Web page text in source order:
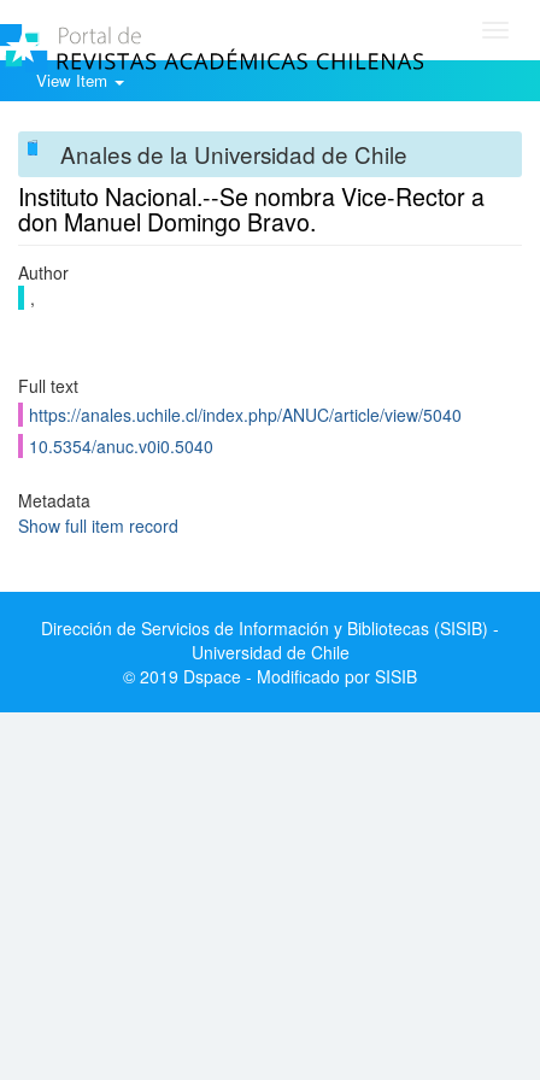
View Item
Anales de la Universidad de Chile
Instituto Nacional.--Se nombra Vice-Rector a
don Manuel Domingo Bravo.
Author
,
Full text
https://anales.uchile.cl/index.php/ANUC/article/view/5040
10.5354/anuc.v0i0.5040
Metadata
Show full item record
Dirección de Servicios de Información y Bibliotecas (SISIB) -
Universidad de Chile
© 2019 Dspace - Modificado por SISIB